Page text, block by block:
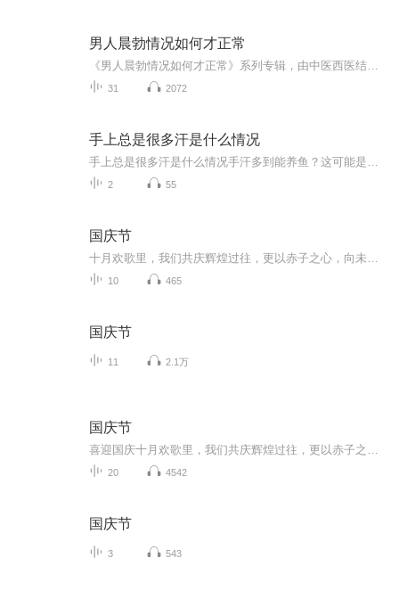
男人晨勃情况如何才正常
31 2072
手上总是很多汗是什么情况
2 55
国庆节
10 465
国庆节
11 2.1万
国庆节
20 4542
国庆节
3 543